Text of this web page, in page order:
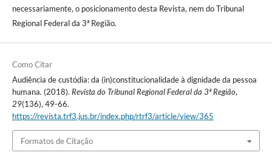
necessariamente, o posicionamento desta Revista, nem do Tribunal
Regional Federal da 3ª Região.
Como Citar
Audiência de custódia: da (in)constitucionalidade à dignidade da pessoa
humana. (2018). Revista do Tribunal Regional Federal da 3ª Região,
29(136), 49-66.
https://revista.trf3.jus.br/index.php/rtrf3/article/view/365
Formatos de Citação